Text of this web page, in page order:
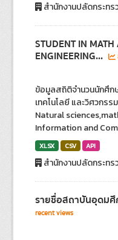
สำนักงานปลัดกระท
STUDENT IN MATH
ENGINEERING...
ข้อมูลสถิติจำนวนนักศึก
เทคโนโลยี และวิศวกร
Natural
Information and
XLSX CSV API
สำนักงานปลัดกระท
รายชื่อสถาบันอุดมศึ
recent views